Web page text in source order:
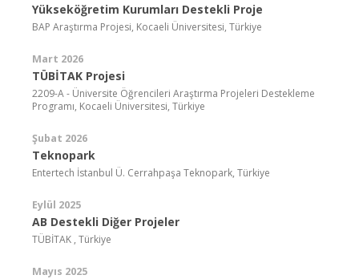
Yükseköğretim Kurumları Destekli Proje
BAP Araştırma Projesi, Kocaeli Üniversitesi, Türkiye
Mart 2026
TÜBİTAK Projesi
2209-A - Üniversite Öğrencileri Araştırma Projeleri Destekleme
Programı, Kocaeli Üniversitesi, Türkiye
Şubat 2026
Teknopark
Entertech İstanbul Ü. Cerrahpaşa Teknopark, Türkiye
Eylül 2025
AB Destekli Diğer Projeler
TÜBİTAK , Türkiye
Mayıs 2025